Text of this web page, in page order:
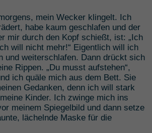
mein Wecker klingelt. Ich
habe kaum geschlafen und der
mir durch den Kopf schießt, ist: „Ich
will nicht mehr!“ Eigentlich will ich
und weiterschlafen. Dann drückt sich
Rippen. „Du musst aufstehen“,
ich quäle mich aus dem Bett. Sie
Gedanken, denn ich will stark
Kinder. Ich zwinge mich ins
meinem Spiegelbild und dann setze
lächelnde Maske für die